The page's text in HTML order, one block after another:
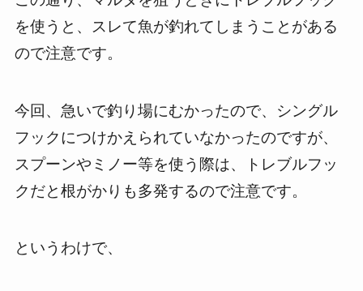
を使うと、スレて魚が釣れてしまうことがある
ので注意です。
今回、急いで釣り場にむかったので、シングル
フックにつけかえられていなかったのですが、
スプーンやミノー等を使う際は、トレブルフッ
クだと根がかりも多発するので注意です。
というわけで、